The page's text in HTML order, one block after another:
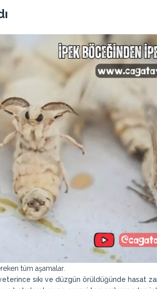
tüm aşamalar.
sıkı ve düzgün örüldüğünde hasat